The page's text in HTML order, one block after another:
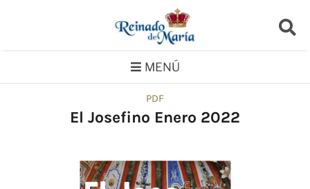
MENÚ
PDF
El Josefino Enero 2022